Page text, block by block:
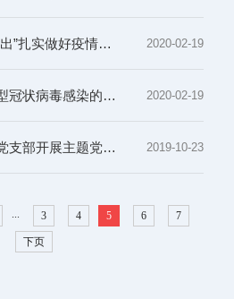
做好疫情防控工作 2020-02-19
染的肺炎疫情防控工作 2020-02-19
开展主题党日活动 2019-10-23
... 3 4 5 6 7
下页